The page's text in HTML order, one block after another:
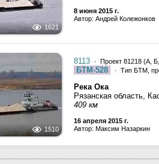
1621
8 июня 2015 г.
Автор: Андрей Колежонков
1510
8113 · Проект 81218 (А,
БТМ-528 · Тип БТМ,
Река Ока
Рязанская область,
409 км
16 апреля 2015 г.
Автор: Максим Назаркин